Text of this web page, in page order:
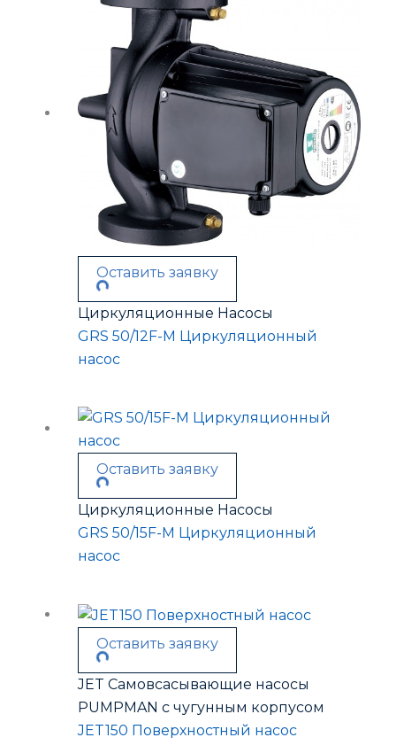
Оставить заявку
Циркуляционные Насосы
GRS 50/12F-M Циркуляционный
насос
Оставить заявку
Циркуляционные Насосы
GRS 50/15F-M Циркуляционный
насос
Оставить заявку
JET Самовсасывающие насосы
PUMPMAN с чугунным корпусом
JET150 Поверхностный насос